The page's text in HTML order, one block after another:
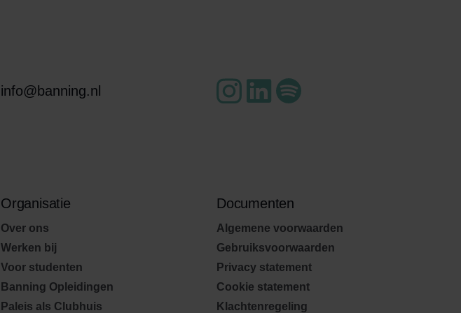
info@banning.nl
Organisatie
Over ons
Werken bij
Voor studenten
Banning Opleidingen
Paleis als Clubhuis
Documenten
Algemene voorwaarden
Gebruiksvoorwaarden
Privacy statement
Cookie statement
Klachtenregeling